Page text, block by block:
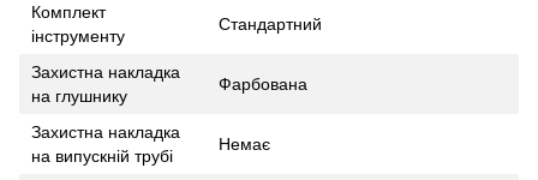
Комплект
інструменту
Стандартний
Захистна накладка
на глушнику
Фарбована
Захистна накладка
на випускній трубі
Немає